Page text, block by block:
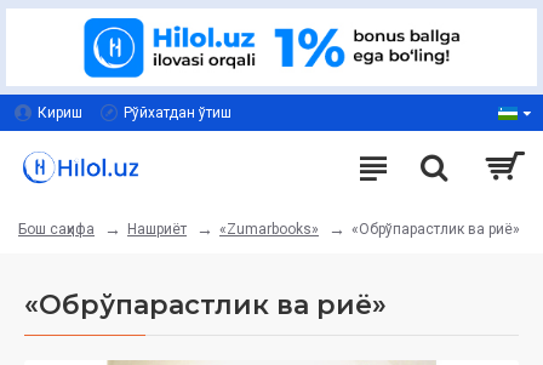
Кириш Рўйхатдан ўтиш
Бош саҳифа Нашриёт «Zumarbooks» «Обрўпарастлик ва риё»
«Обрўпарастлик ва риё»